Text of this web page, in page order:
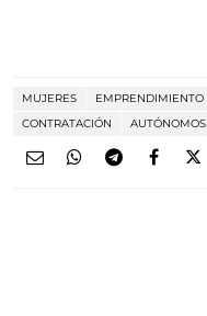
MUJERES EMPRENDIMIENTO
CONTRATACIÓN
AUTÓNOMOS